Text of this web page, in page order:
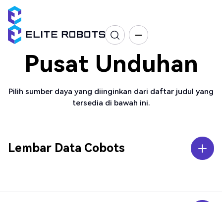
Pusat Unduhan
Pilih sumber daya yang diinginkan dari daftar judul yang
tersedia di bawah ini.
Lembar Data Cobots